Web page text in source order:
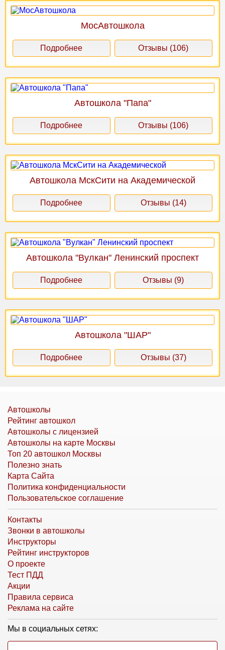
МосАвтошкола
Подробнее Отзывы (106)
Автошкола "Папа"
Подробнее Отзывы (106)
Автошкола МскСити на Академической
Подробнее Отзывы (14)
Автошкола "Вулкан" Ленинский проспект
Подробнее Отзывы (9)
Автошкола "ШАР"
Подробнее Отзывы (37)
Автошколы
Рейтинг автошкол
Автошколы с лицензией
Автошколы на карте Москвы
Топ 20 автошкол Москвы
Полезно знать
Карта Сайта
Политика конфиденциальности
Пользовательское соглашение
Контакты
Звонки в автошколы
Инструкторы
Рейтинг инструкторов
О проекте
Тест ПДД
Акции
Правила сервиса
Реклама на сайте
Мы в социальных сетях: